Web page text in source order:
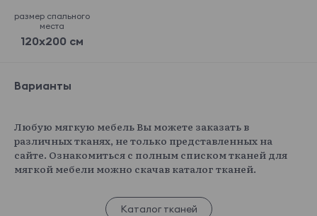
размер спального
места
120x200 см
Варианты
Любую мягкую мебель Вы можете заказать в
различных тканях, не только представленных на
сайте. Ознакомиться с полным списком тканей для
мягкой мебели можно скачав каталог тканей.
Каталог тканей